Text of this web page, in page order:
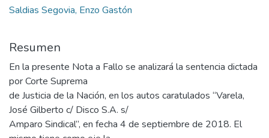
Saldias Segovia, Enzo Gastón
Resumen
En la presente Nota a Fallo se analizará la sentencia dictada
por Corte Suprema
de Justicia de la Nación, en los autos caratulados “Varela,
José Gilberto c/ Disco S.A. s/
Amparo Sindical”, en fecha 4 de septiembre de 2018. El